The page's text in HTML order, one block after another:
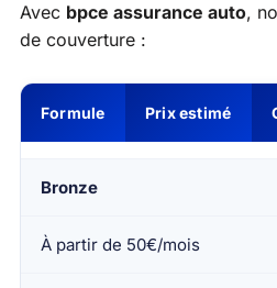
Avec bpce assurance auto,
de couverture :
Formule Prix estimé
Bronze
À partir de 50€/mois